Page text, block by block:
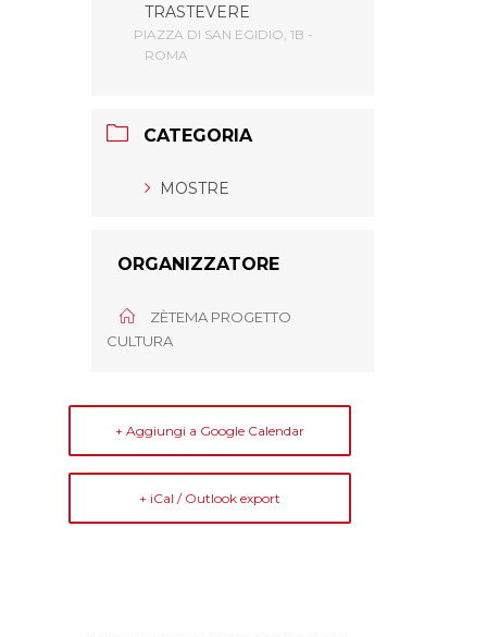
TRASTEVERE
PIAZZA DI SAN EGIDIO, 1B -
ROMA
CATEGORIA
MOSTRE
ORGANIZZATORE
ZÈTEMA PROGETTO
CULTURA
+ Aggiungi a Google Calendar
+ iCal / Outlook export